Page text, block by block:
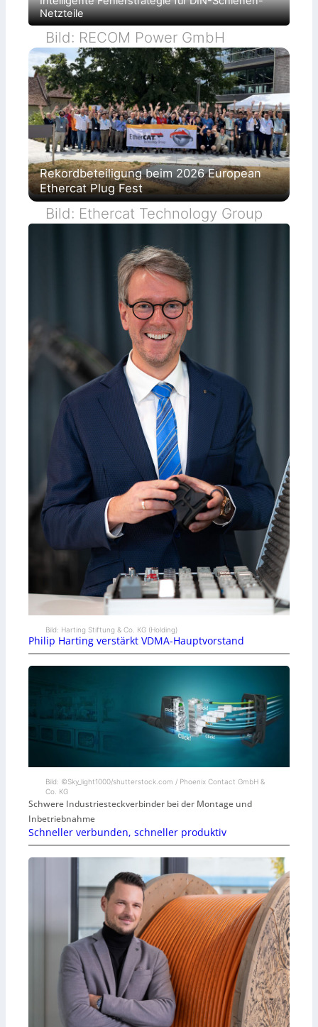
Netzteile
Bild: RECOM Power GmbH
Rekordbeteiligung beim 2026 European
Ethercat Plug Fest
Bild: Ethercat Technology Group
Bild: Harting Stiftung & Co. KG (Holding)
Philip Harting verstärkt VDMA-Hauptvorstand
Bild: ©Sky_light1000/shutterstock.com / Phoenix Contact GmbH &
Co. KG
Schwere Industriesteckverbinder bei der Montage und
Inbetriebnahme
Schneller verbunden, schneller produktiv